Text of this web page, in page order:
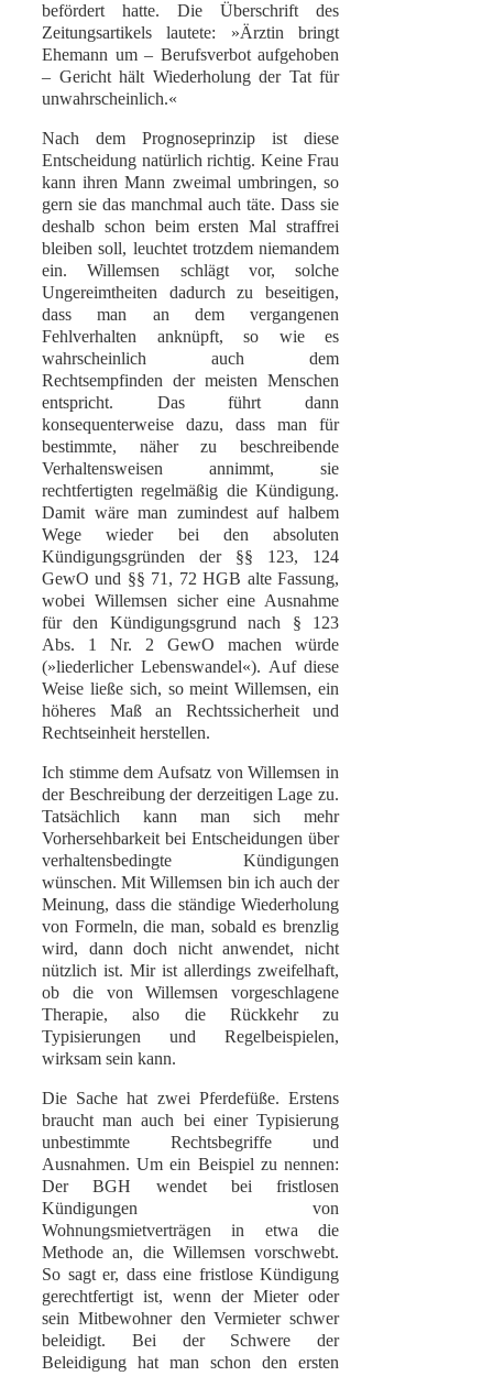
befördert hatte. Die Überschrift des
Zeitungsartikels lautete: »Ärztin bringt
Ehemann um – Berufsverbot aufgehoben
– Gericht hält Wiederholung der Tat für
unwahrscheinlich.«
Nach dem Prognoseprinzip ist diese
Entscheidung natürlich richtig. Keine Frau
kann ihren Mann zweimal umbringen, so
gern sie das manchmal auch täte. Dass sie
deshalb schon beim ersten Mal straffrei
bleiben soll, leuchtet trotzdem niemandem
ein. Willemsen schlägt vor, solche
Ungereimtheiten dadurch zu beseitigen,
dass man an dem vergangenen
Fehlverhalten anknüpft, so wie es
wahrscheinlich auch dem
Rechtsempfinden der meisten Menschen
entspricht. Das führt dann
konsequenterweise dazu, dass man für
bestimmte, näher zu beschreibende
Verhaltensweisen annimmt, sie
rechtfertigten regelmäßig die Kündigung.
Damit wäre man zumindest auf halbem
Wege wieder bei den absoluten
Kündigungsgründen der §§ 123, 124
GewO und §§ 71, 72 HGB alte Fassung,
wobei Willemsen sicher eine Ausnahme
für den Kündigungsgrund nach § 123
Abs. 1 Nr. 2 GewO machen würde
(»liederlicher Lebenswandel«). Auf diese
Weise ließe sich, so meint Willemsen, ein
höheres Maß an Rechtssicherheit und
Rechtseinheit herstellen.
Ich stimme dem Aufsatz von Willemsen in
der Beschreibung der derzeitigen Lage zu.
Tatsächlich kann man sich mehr
Vorhersehbarkeit bei Entscheidungen über
verhaltensbedingte Kündigungen
wünschen. Mit Willemsen bin ich auch der
Meinung, dass die ständige Wiederholung
von Formeln, die man, sobald es brenzlig
wird, dann doch nicht anwendet, nicht
nützlich ist. Mir ist allerdings zweifelhaft,
ob die von Willemsen vorgeschlagene
Therapie, also die Rückkehr zu
Typisierungen und Regelbeispielen,
wirksam sein kann.
Die Sache hat zwei Pferdefüße. Erstens
braucht man auch bei einer Typisierung
unbestimmte Rechtsbegriffe und
Ausnahmen. Um ein Beispiel zu nennen:
Der BGH wendet bei fristlosen
Kündigungen von
Wohnungsmietverträgen in etwa die
Methode an, die Willemsen vorschwebt.
So sagt er, dass eine fristlose Kündigung
gerechtfertigt ist, wenn der Mieter oder
sein Mitbewohner den Vermieter schwer
beleidigt. Bei der Schwere der
Beleidigung hat man schon den ersten